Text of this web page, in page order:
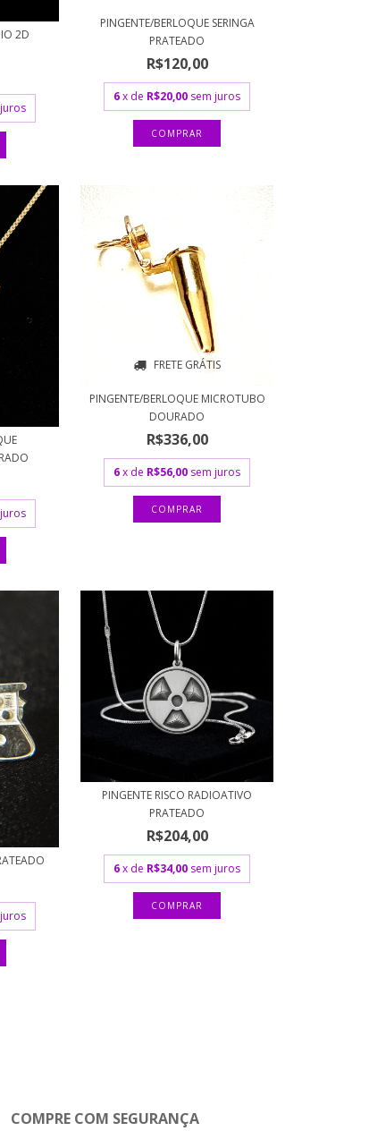
2D
PINGENTE/BERLOQUE SERINGA
PRATEADO
R$120,00
6x de R$20,00 sem juros
FRETE GRÁTIS
PINGENTE/BERLOQUE MICROTUBO
DOURADO
R$336,00
6x de R$56,00 sem juros
PINGENTE RISCO RADIOATIVO
PRATEADO
R$204,00
6x de R$34,00 sem juros
COMPRE COM SEGURANÇA